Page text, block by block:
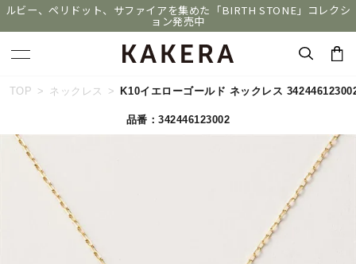
ルビー、ペリドット、サファイアを集めた「BIRTH STONE」コレクシ
ョン発売中
キーワードで検索する
人気検索キーワード
#summer #ダイヤモンド ネックレス
#エタニティ
TOP ネックレス K10イエローゴールド ネックレス
品番：342446123002